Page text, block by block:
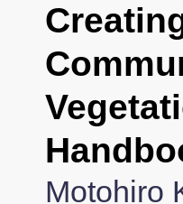
Motohiro